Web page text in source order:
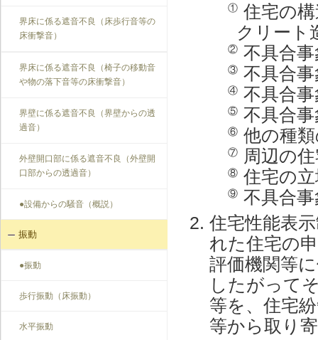
界床に係る遮音不良（床歩行音等の
床衝撃音）
界床に係る遮音不良（椅子の移動音
や物の落下音等の床衝撃音）
界壁に係る遮音不良（界壁からの透
過音）
外壁開口部に係る遮音不良（外壁開
口部からの透過音）
●設備からの騒音（概説）
振動
●振動
歩行振動（床振動）
水平振動
① 住宅の
クリート
② 不具合
③ 不具合
④ 不具合
⑤ 不具合
⑥ 他の種
⑦ 周辺の
⑧ 住宅の
⑨ 不具合
住宅性能表
れた住宅の
評価機関等
したがって
等を、住宅
等から取り